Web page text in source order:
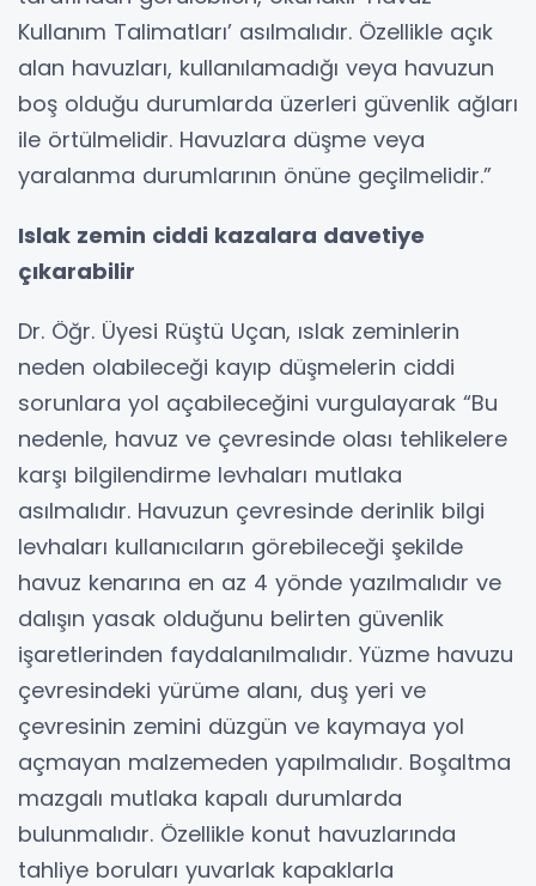
Kullanım Talimatları’ asılmalıdır. Özellikle açık
alan havuzları, kullanılamadığı veya havuzun
boş olduğu durumlarda üzerleri güvenlik ağları
ile örtülmelidir. Havuzlara düşme veya
yaralanma durumlarının önüne geçilmelidir.”
Islak zemin ciddi kazalara davetiye
çıkarabilir
Dr. Öğr. Üyesi Rüştü Uçan, ıslak zeminlerin
neden olabileceği kayıp düşmelerin ciddi
sorunlara yol açabileceğini vurgulayarak “Bu
nedenle, havuz ve çevresinde olası tehlikelere
karşı bilgilendirme levhaları mutlaka
asılmalıdır. Havuzun çevresinde derinlik bilgi
levhaları kullanıcıların görebileceği şekilde
havuz kenarına en az 4 yönde yazılmalıdır ve
dalışın yasak olduğunu belirten güvenlik
işaretlerinden faydalanılmalıdır. Yüzme havuzu
çevresindeki yürüme alanı, duş yeri ve
çevresinin zemini düzgün ve kaymaya yol
açmayan malzemeden yapılmalıdır. Boşaltma
mazgalı mutlaka kapalı durumlarda
bulunmalıdır. Özellikle konut havuzlarında
tahliye boruları yuvarlak kapaklarla